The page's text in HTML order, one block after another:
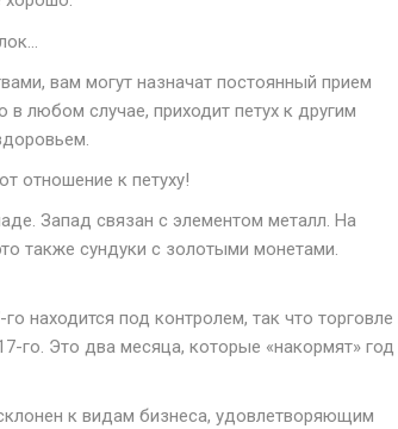
вам могут назначат постоянный прием
в любом случае, приходит петух к другим
отношение к петуху!
Запад связан с элементом металл. На
также сундуки с золотыми монетами.
находится под контролем, так что торговле
го. Это два месяца, которые «накормят» год
к видам бизнеса, удовлетворяющим